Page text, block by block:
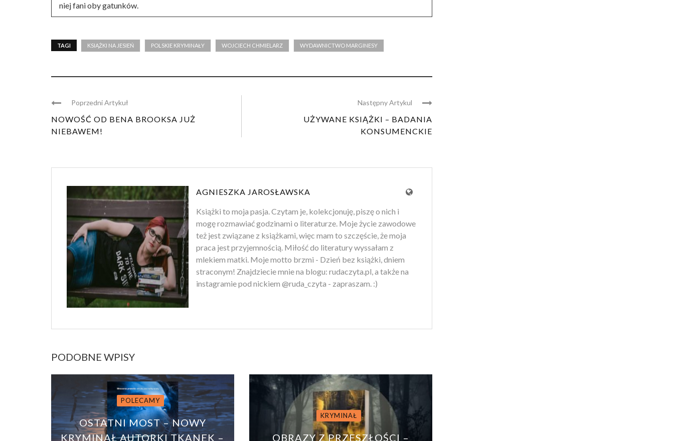
niej fani oby gatunków.
TAGI KSIĄŻKI NA JESIEŃ POLSKIE KRYMINAŁY WOJCIECH CHMIELARZ WYDAWNICTWO MARGINESY
Poprzedni Artykuł
NOWOŚĆ OD BENA BROOKSA JUŻ
NIEBAWEM!
Następny Artykul
UŻYWANE KSIĄŻKI – BADANIA
KONSUMENCKIE
AGNIESZKA JAROSŁAWSKA
Książki to moja pasja. Czytam je, kolekcjonuję, piszę o nich i
mogę rozmawiać godzinami o literaturze. Moje życie zawodowe
też jest związane z książkami, więc mam to szczęście, że moja
praca jest przyjemnością. Miłość do literatury wyssałam z
mlekiem matki. Moje motto brzmi - Dzień bez książki, dniem
straconym! Znajdziecie mnie na blogu: rudaczyta.pl, a także na
instagramie pod nickiem @ruda_czyta - zapraszam. :)
PODOBNE WPISY
POLECAMY
OSTATNI MOST – NOWY
KRYMINAŁ AUTORKI TKANEK –
KRYMINAŁ
OBRAZY Z PRZESZŁOŚCI –